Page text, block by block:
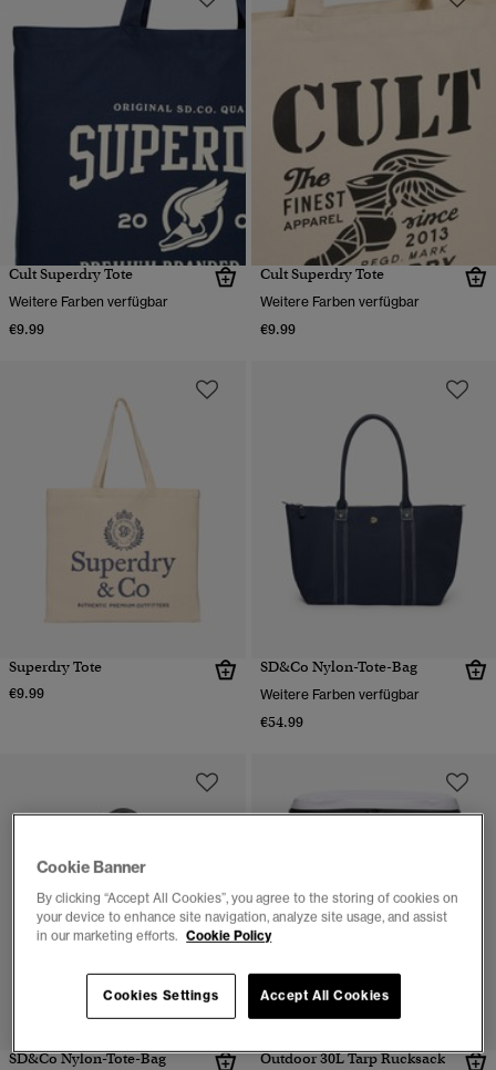
Cult Superdry Tote
Weitere Farben verfügbar
€9.99
Cult Superdry Tote
Weitere Farben verfügbar
€9.99
Superdry Tote
€9.99
SD&Co Nylon-Tote-Bag
Weitere Farben verfügbar
€54.99
SD&Co Nylon-Tote-Bag Outdoor 30L Tarp Rucksack
Cookie Banner
By clicking “Accept All Cookies”, you agree to the storing of cookies on
your device to enhance site navigation, analyze site usage, and assist
in our marketing efforts. Cookie Policy
Accept All Cookies
Cookies Settings